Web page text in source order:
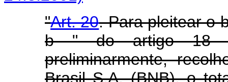
"Art. 20. Para pleitear o
b " do artigo 18 a
preliminarmente,
Brasil S.A. (BNB), o